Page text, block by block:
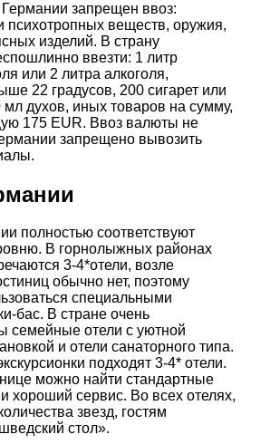
запрещен ввоз:
психотропных веществ, оружия,
изделий. В страну
ввезти: 1 литр
или 2 литра алкоголя,
22 градусов, 200 сигарет или
мл духов, иных товаров на сумму,
175 EUR. Ввоз валюты не
запрещено вывозить
полностью соответствуют
В горнолыжных районах
3-4*отели, возле
обычно нет, поэтому
специальными
бас. В стране очень
семейные отели с уютной
и отели санаторного типа.
подходят 3-4* отели.
можно найти стандартные
хороший сервис. Во всех отелях,
звезд, гостям
стол».